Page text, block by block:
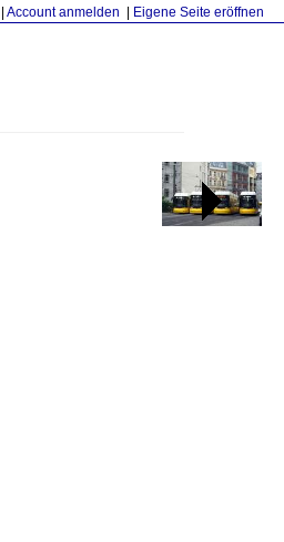
Account anmelden Eigene Seite eröffnen